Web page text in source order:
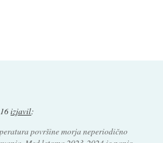
izjavil:
površine morja neperiodično